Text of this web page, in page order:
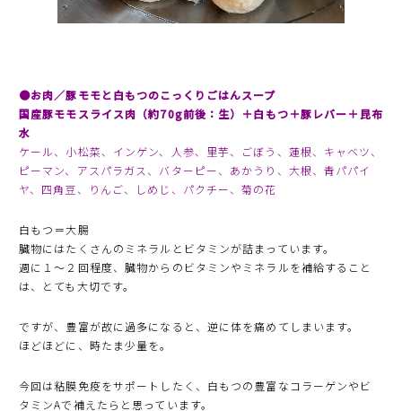
●お肉／豚モモと白もつのこっくりごはんスープ
国産豚モモスライス肉（約70g前後：生）＋白もつ＋豚レバー＋昆布
水
ケール、小松菜、インゲン、人参、里芋、ごぼう、蓮根、キャベツ、
ピーマン、アスパラガス、バターピー、あかうり、大根、青パパイ
ヤ、四角豆、りんご、しめじ、パクチー、菊の花
白もつ＝大腸
臓物にはたくさんのミネラルとビタミンが詰まっています。
週に１〜２回程度、臓物からのビタミンやミネラルを補給すること
は、とても大切です。
ですが、豊富が故に過多になると、逆に体を痛めてしまいます。
ほどほどに、時たま少量を。
今回は粘膜免疫をサポートしたく、白もつの豊富なコラーゲンやビ
タミンAで補えたらと思っています。